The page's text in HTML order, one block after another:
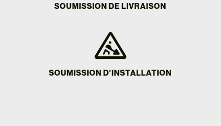
SOUMISSION DE LIVRAISON
SOUMISSION D'INSTALLATION